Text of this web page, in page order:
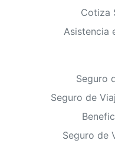
Cotiza
Asistencia
Seguro
Seguro de
Seguro de